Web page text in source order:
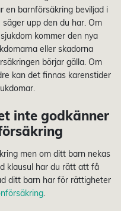
en barnförsäkring beviljad i
upp den du har. Om
kommer den nya
eller skadorna
börjar gälla. Om
kan det finnas karenstider
inte godkänner
men om ditt barn nekas
klausul har du rätt att få
ditt barn har för rättigheter